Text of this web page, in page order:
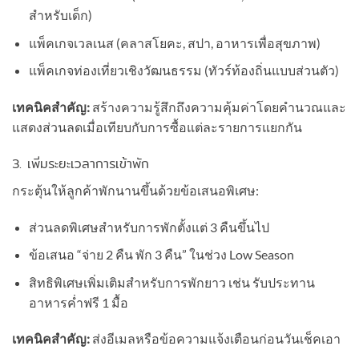
สำหรับเด็ก)
แพ็คเกจเวลเนส (คลาสโยคะ, สปา, อาหารเพื่อสุขภาพ)
แพ็คเกจท่องเที่ยวเชิงวัฒนธรรม (ทัวร์ท้องถิ่นแบบส่วนตัว)
เทคนิคสำคัญ: สร้างความรู้สึกถึงความคุ้มค่าโดยคำนวณและ
แสดงส่วนลดเมื่อเทียบกับการซื้อแต่ละรายการแยกกัน
3. เพิ่มระยะเวลาการเข้าพัก
กระตุ้นให้ลูกค้าพักนานขึ้นด้วยข้อเสนอพิเศษ:
ส่วนลดพิเศษสำหรับการพักตั้งแต่ 3 คืนขึ้นไป
ข้อเสนอ “จ่าย 2 คืน พัก 3 คืน” ในช่วง Low Season
สิทธิพิเศษเพิ่มเติมสำหรับการพักยาว เช่น รับประทาน
อาหารค่ำฟรี 1 มื้อ
เทคนิคสำคัญ: ส่งอีเมลหรือข้อความแจ้งเตือนก่อนวันเช็คเอา